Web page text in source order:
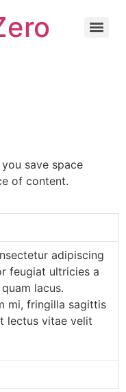
save space
of content.
adipiscing
feugiat ultricies a
lacus.
mi, fringilla sagittis
lectus vitae velit